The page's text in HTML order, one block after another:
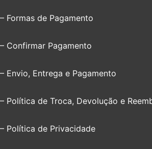
– Formas de Pagamento
– Confirmar Pagamento
– Envio, Entrega e Pagamento
– Política de Troca, Devolução e
– Política de Privacidade